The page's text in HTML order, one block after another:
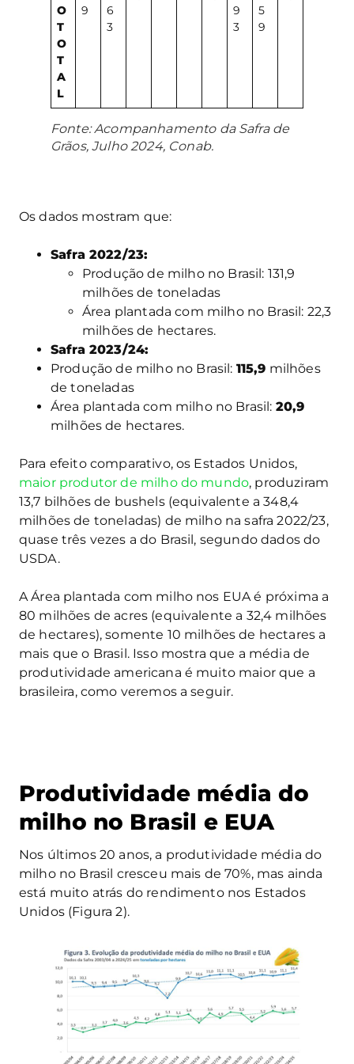
O
T
O
T
A
L
9
6
3
9
3
5
9
Fonte: Acompanhamento da Safra de
Grãos, Julho 2024, Conab.
Os dados mostram que:
Safra 2022/23:
Produção de milho no Brasil: 131,9
milhões de toneladas
Área plantada com milho no Brasil: 22,3
milhões de hectares.
Safra 2023/24:
Produção de milho no Brasil: 115,9 milhões
de toneladas
Área plantada com milho no Brasil: 20,9
milhões de hectares.
Para efeito comparativo, os Estados Unidos,
maior produtor de milho do mundo, produziram
13,7 bilhões de bushels (equivalente a 348,4
milhões de toneladas) de milho na safra 2022/23,
quase três vezes a do Brasil, segundo dados do
USDA.
A Área plantada com milho nos EUA é próxima a
80 milhões de acres (equivalente a 32,4 milhões
de hectares), somente 10 milhões de hectares a
mais que o Brasil. Isso mostra que a média de
produtividade americana é muito maior que a
brasileira, como veremos a seguir.
Produtividade média do
milho no Brasil e EUA
Nos últimos 20 anos, a produtividade média do
milho no Brasil cresceu mais de 70%, mas ainda
está muito atrás do rendimento nos Estados
Unidos (Figura 2).